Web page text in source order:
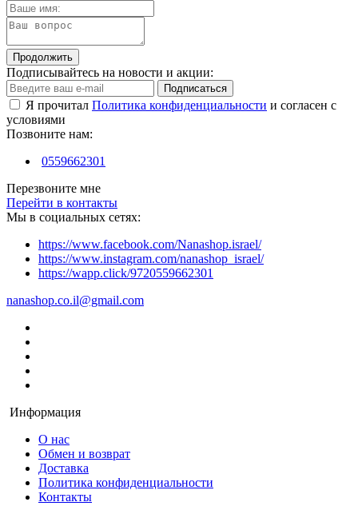
Продолжить
Подписывайтесь на новости и акции:
Подписаться
Я прочитал Политика конфиденциальности и согласен с
условиями
Позвоните нам:
0559662301
Перезвоните мне
Перейти в контакты
Мы в социальных сетях:
https://www.facebook.com/Nanashop.israel/
https://www.instagram.com/nanashop_israel/
https://wapp.click/9720559662301
nanashop.co.il@gmail.com
Информация
О нас
Обмен и возврат
Доставка
Политика конфиденциальности
Контакты